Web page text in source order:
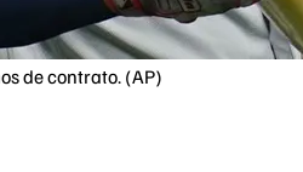
de contrato. (AP)